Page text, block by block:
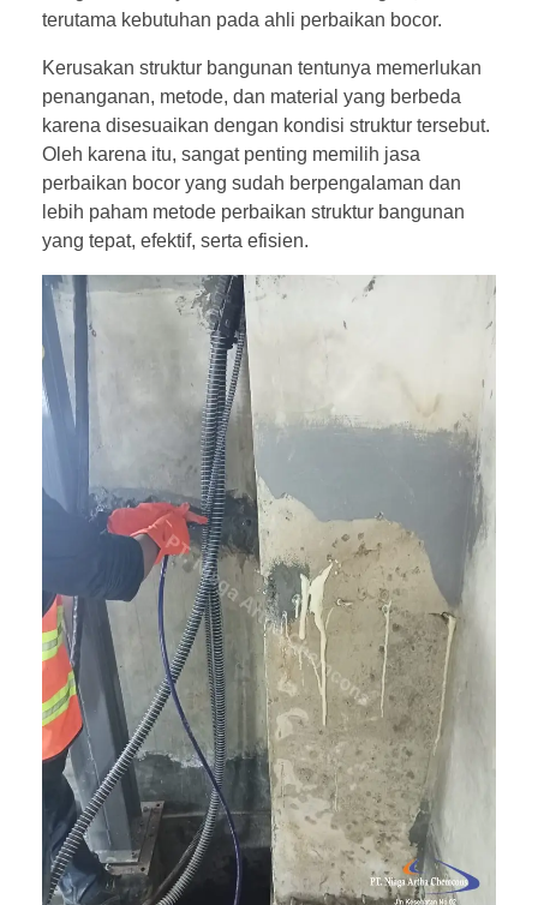
terutama kebutuhan pada ahli perbaikan bocor.
Kerusakan struktur bangunan tentunya memerlukan
penanganan, metode, dan material yang berbeda
karena disesuaikan dengan kondisi struktur tersebut.
Oleh karena itu, sangat penting memilih jasa
perbaikan bocor yang sudah berpengalaman dan
lebih paham metode perbaikan struktur bangunan
yang tepat, efektif, serta efisien.